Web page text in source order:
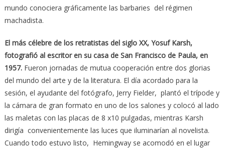
mundo conociera gráficamente las barbaries del régimen
machadista.
El más célebre de los retratistas del siglo XX, Yosuf Karsh,
fotografió al escritor en su casa de San Francisco de Paula, en
1957.Fueron jornadas de mutua cooperación entre dos glorias
del mundo del arte y de la literatura. El día acordado para la
sesión, el ayudante del fotógrafo, Jerry Fielder, plantó el trípode y
la cámara de gran formato en uno de los salones y colocó al lado
las maletas con las placas de 8 x10 pulgadas, mientras Karsh
dirigía convenientemente las luces que iluminarían al novelista.
Cuando todo estuvo listo, Hemingway se acomodó en el lugar